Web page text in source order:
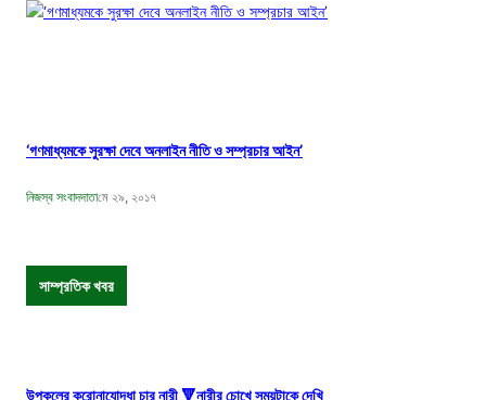
‘গণমাধ্যমকে সুরক্ষা দেবে অনলাইন নীতি ও সম্প্রচার আইন’
নিজস্ব সংবাদদাতামে ২৯, ২০১৭
সাম্প্রতিক খবর
উপকূলের করোনাযোদ্ধা চার নারী 🔻নারীর চোখে সময়টাকে দেখি